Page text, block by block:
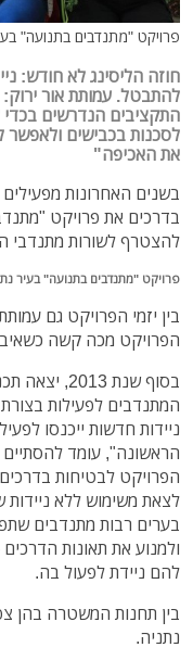
פרויקט "מתנדבים בתנועה"
חוזה הליסינג לא חודש:
להתבטל. עמותת אור
התקציבים הנדרשים
לסכנות בכבישים
את האכיפה"
בשנים האחרונות
בדרכים את פרויקט
להצטרף לשורות
פרויקט "מתנדבים בתנועה" בעיר
בין יזמי הפרויקט גם
הפרויקט מכה קשה
בסוף שנת
ניידות חדשות ייכנסו
הראשונה", עומד להסתיים
לצאת משימוש ללא ניידות
בערים רבות מתנדבים
ולמנוע את תאונות הדרכים
להם ניידת לפעול בה.
בין תחנות המשטרה בהן
נתניה.